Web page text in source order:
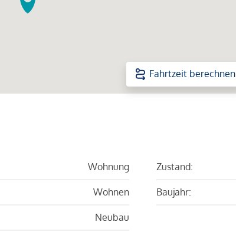
Fahrtzeit berechnen
Wohnung
Wohnen
Neubau
Zustand:
Baujahr: